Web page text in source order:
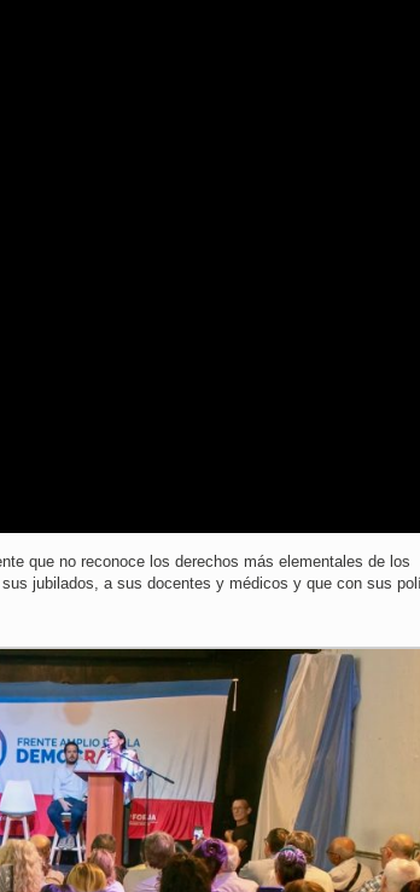
que no reconoce los derechos más elementales de los
jubilados, a sus docentes y médicos y que con sus